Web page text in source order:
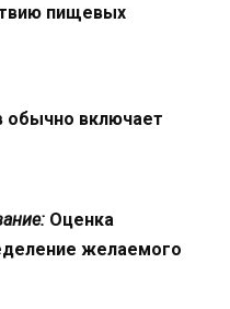
пищевых
обычно включает
Оценка
желаемого